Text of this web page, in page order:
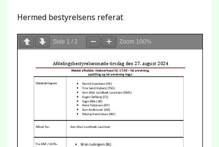
Hermed bestyrelsens referat
Side 1 / 2 Zoom 100%